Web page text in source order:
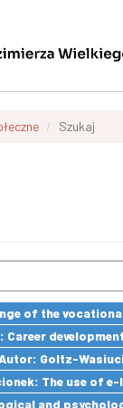
Szukaj
of the
Goltz-
The use of
and